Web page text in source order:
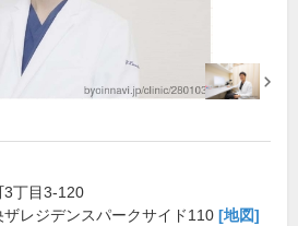
3丁目3-120
レジデンスパークサイド110 [地図]